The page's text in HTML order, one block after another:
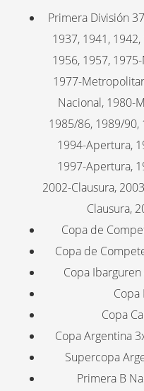
Primera División
1937, 1941,
1956, 1957,
1977-
Nacional, 1980-
1985/86, 1989/
1994-Apertura,
1997-Apertura,
2002-Clausura,
Clausura,
Copa de
Copa de
Copa
Copa
Copa
Copa Argentina
Supercopa
Primera B